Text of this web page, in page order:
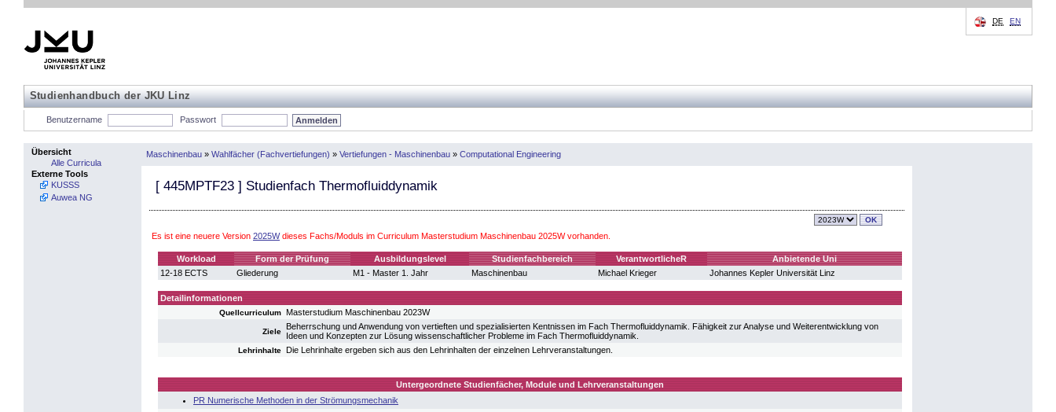
Studienhandbuch der JKU Linz
DE EN
Benutzername Passwort
Übersicht
Alle Curricula
Externe Tools
KUSSS
Auwea NG
Maschinenbau » Wahlfächer (Fachvertiefungen) » Vertiefungen - Maschinenbau » Computational Engineering
[ 445MPTF23 ] Studienfach Thermofluiddynamik
Es ist eine neuere Version 2025Wdieses Fachs/Moduls im Curriculum Masterstudium Maschinenbau 2025W vorhanden.
Workload Form der Prüfung Ausbildungslevel Studienfachbereich VerantwortlicheR
Anbietende Uni
12-18 ECTS
Gliederung M1 - Master 1. Jahr Maschinenbau Michael Krieger Johannes Kepler Universität Linz
Detailinformationen
Quellcurriculum Masterstudium Maschinenbau 2023W
Ziele
Beherrschung und Anwendung von vertieften und spezialisierten Kentnissen im Fach Thermofluiddynamik. Fähigkeit zur Analyse und Weiterentwicklung von
Ideen und Konzepten zur Lösung wissenschaftlicher Probleme im Fach Thermofluiddynamik.
Lehrinhalte Die Lehrinhalte ergeben sich aus den Lehrinhalten der einzelnen Lehrveranstaltungen.
Untergeordnete Studienfächer, Module und Lehrveranstaltungen
PR Numerische Methoden in der Strömungsmechanik